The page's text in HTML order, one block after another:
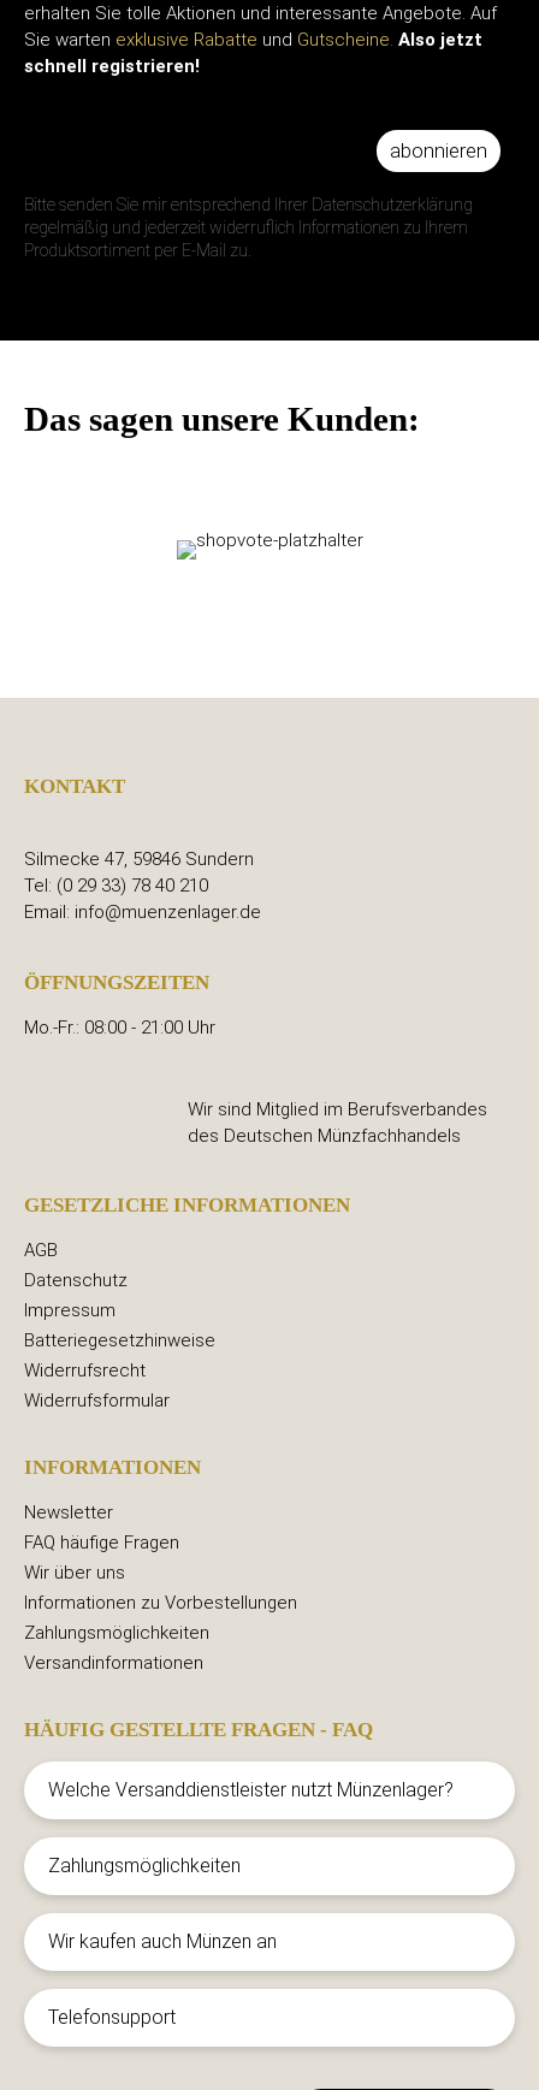
erhalten Sie tolle Aktionen und interessante Angebote. Auf
Sie warten exklusive Rabatte und Gutscheine. Also jetzt
schnell registrieren!
abonnieren
Bitte senden Sie mir entsprechend Ihrer Datenschutzerklärung
regelmäßig und jederzeit widerruflich Informationen zu Ihrem
Produktsortiment per E-Mail zu.
Das sagen unsere Kunden:
KONTAKT
Silmecke 47, 59846 Sundern
Tel: (0 29 33) 78 40 210
Email: info@muenzenlager.de
ÖFFNUNGSZEITEN
Mo.-Fr.: 08:00 - 21:00 Uhr
Wir sind Mitglied im Berufsverbandes
des Deutschen Münzfachhandels
GESETZLICHE INFORMATIONEN
AGB
Datenschutz
Impressum
Batteriegesetzhinweise
Widerrufsrecht
Widerrufsformular
INFORMATIONEN
Newsletter
FAQ häufige Fragen
Wir über uns
Informationen zu Vorbestellungen
Zahlungsmöglichkeiten
Versandinformationen
HÄUFIG GESTELLTE FRAGEN - FAQ
Welche Versanddienstleister nutzt Münzenlager?
Zahlungsmöglichkeiten
Wir kaufen auch Münzen an
Telefonsupport